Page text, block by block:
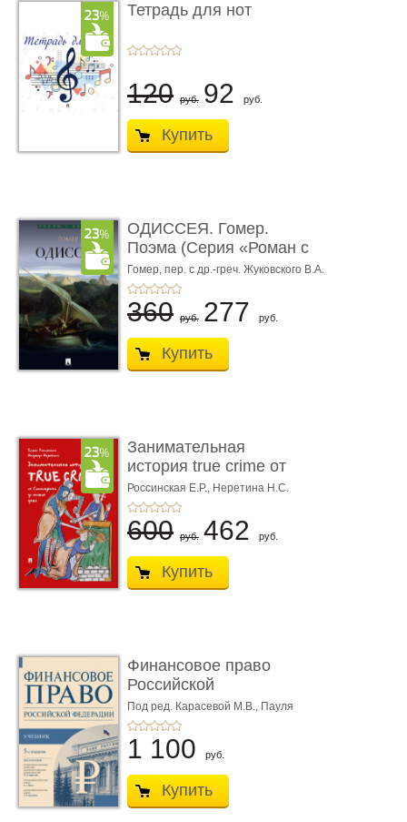
Тетрадь для нот
120 руб. 92 руб.
Купить
ОДИССЕЯ. Гомер.
Поэма (Серия «Роман с
книгой»)
Гомер, пер. с др.-греч. Жуковского В.А.
360 руб. 277 руб.
Купить
Занимательная
история true crime от
Гиппократа до � ...
Россинская Е.Р., Неретина Н.С.
600 руб. 462 руб.
Купить
Финансовое право
Российской
Федерации. 5-е изд�
...
Под ред. Карасевой М.В., Пауля
А.Г., Красюкова А.В.
1 100 руб.
Купить